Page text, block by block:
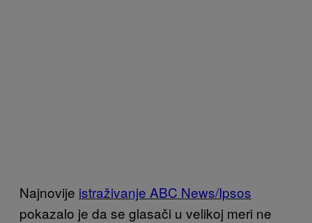
Najnovije istraživanje ABC News/Ipsos
pokazalo je da se glasači u velikoj meri ne